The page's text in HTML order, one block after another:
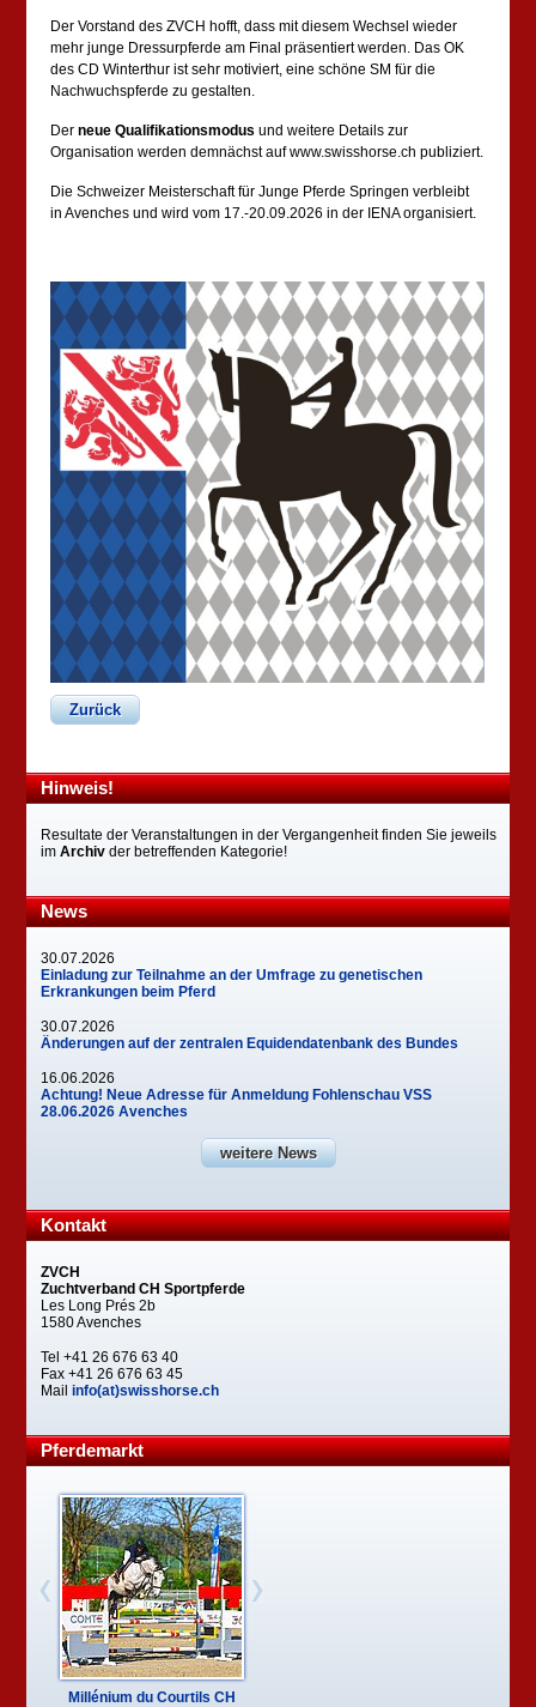
Der Vorstand des ZVCH hofft, dass mit diesem Wechsel wieder
mehr junge Dressurpferde am Final präsentiert werden. Das OK
des CD Winterthur ist sehr motiviert, eine schöne SM für die
Nachwuchspferde zu gestalten.
Derneue Qualifikationsmodus und weitere Details zur
Organisation werden demnächst auf www.swisshorse.ch publiziert.
Die Schweizer Meisterschaft für Junge Pferde Springen verbleibt
in Avenches und wird vom 17.-20.09.2026 in der IENA organisiert.
Zurück
Hinweis!
Resultate der Veranstaltungen in der Vergangenheit finden Sie jeweils
imArchiv der betreffenden Kategorie!
News
30.07.2026
Einladung zur Teilnahme an der Umfrage zu genetischen
Erkrankungen beim Pferd
30.07.2026
Änderungen auf der zentralen Equidendatenbank des Bundes
16.06.2026
Achtung! Neue Adresse für Anmeldung Fohlenschau VSS
28.06.2026 Avenches
weitere News
Kontakt
ZVCH
Zuchtverband CH Sportpferde
Les Long Prés 2b
1580 Avenches
Tel +41 26 676 63 40
Fax +41 26 676 63 45
Mailinfo(at)swisshorse.ch
Pferdemarkt
Millénium du Courtils CH